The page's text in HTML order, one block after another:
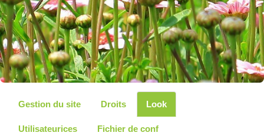
Gestion du site Droits Look
Utilisateurices Fichier de conf